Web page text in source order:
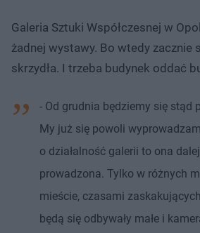
Galeria Sztuki Współczesnej w
żadnej wystawy. Bo wtedy zacznie
skrzydła. I trzeba budynek oddać
- Od grudnia będziemy się stąd
My już się powoli
o działalność galerii to ona
prowadzona. Tylko w różnych
mieście, czasami
będą się odbywały małe i